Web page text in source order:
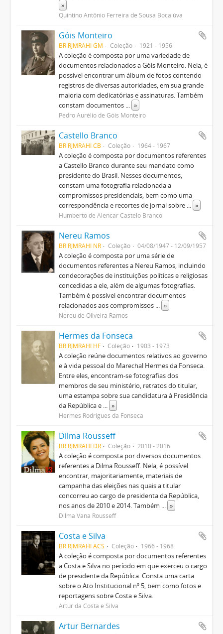
»
Quintino Antônio Ferreira de Sousa Bocaiúva
Góis Monteiro
BR RJMRAHI GM Coleção 1921 - 1956
A coleção é composta por uma variedade de
documentos relacionados a Góis Monteiro. Nela, é
possível encontrar um álbum de fotos contendo
registros de diversas autoridades, em sua grande
maioria com dedicatórias e assinaturas. Também
constam documentos ... »
Pedro Aurélio de Góis Monteiro
Castello Branco
BR RJMRAHI CB Coleção 1964 - 1967
A coleção é composta por documentos referentes
a Castello Branco durante seu mandato como
presidente do Brasil. Nesses documentos,
constam uma fotografia relacionada a
compromissos presidenciais, bem como uma
correspondência e recortes de jornal sobre ... »
Humberto de Alencar Castelo Branco
Nereu Ramos
BR RJMRAHI NR Coleção 04/08/1947 - 12/09/1957
A coleção é composta por uma série de
documentos referentes a Nereu Ramos, incluindo
condecorações de instituições políticas e religiosas
concedidas a ele, além de algumas fotografias.
Também é possível encontrar documentos
relacionados aos compromissos ... »
Nereu de Oliveira Ramos
Hermes da Fonseca
BR RJMRAHI HF Coleção 1903 - 1973
A coleção reúne documentos relativos ao governo
e à vida pessoal do Marechal Hermes da Fonseca.
Entre eles, encontram-se fotografias dos
membros de seu ministério, retratos do titular,
uma estampa sobre sua candidatura à Presidência
da República e ... »
Hermes Rodrigues da Fonseca
Dilma Rousseff
BR RJMRAHI DR Coleção 2010 - 2016
A coleção é composta por diversos documentos
referentes a Dilma Rousseff. Nela, é possível
encontrar, majoritariamente, materiais de
campanha das eleições nas quais a titular
concorreu ao cargo de presidenta da República,
nos anos de 2010 e 2014. Também ... »
Dilma Vana Rousseff
Costa e Silva
BR RJMRAHI ACS Coleção 1966 - 1968
A coleção é composta por documentos referentes
a Costa e Silva no período em que exerceu o cargo
de presidente da República. Consta uma carta
sobre o Ato Institucional nº 5, bem como fotos e
reportagens sobre Costa e Silva.
Artur da Costa e Silva
Artur Bernardes